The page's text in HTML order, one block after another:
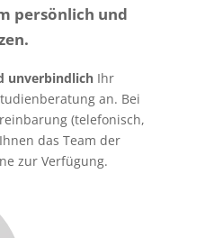
persönlich und
unverbindlich Ihr
an. Bei
(telefonisch,
das Team der
zur Verfügung.